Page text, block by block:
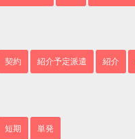
契約 紹介予定派遣 紹介
短期 単発